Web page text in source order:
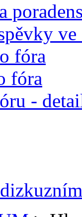
fóra
fóra
-